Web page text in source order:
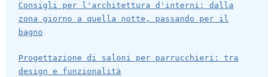
Consigli per l'architettura d'interni: dalla
zona giorno a quella notte, passando per il
bagno
Progettazione di saloni per parrucchieri: tra
design e funzionalità